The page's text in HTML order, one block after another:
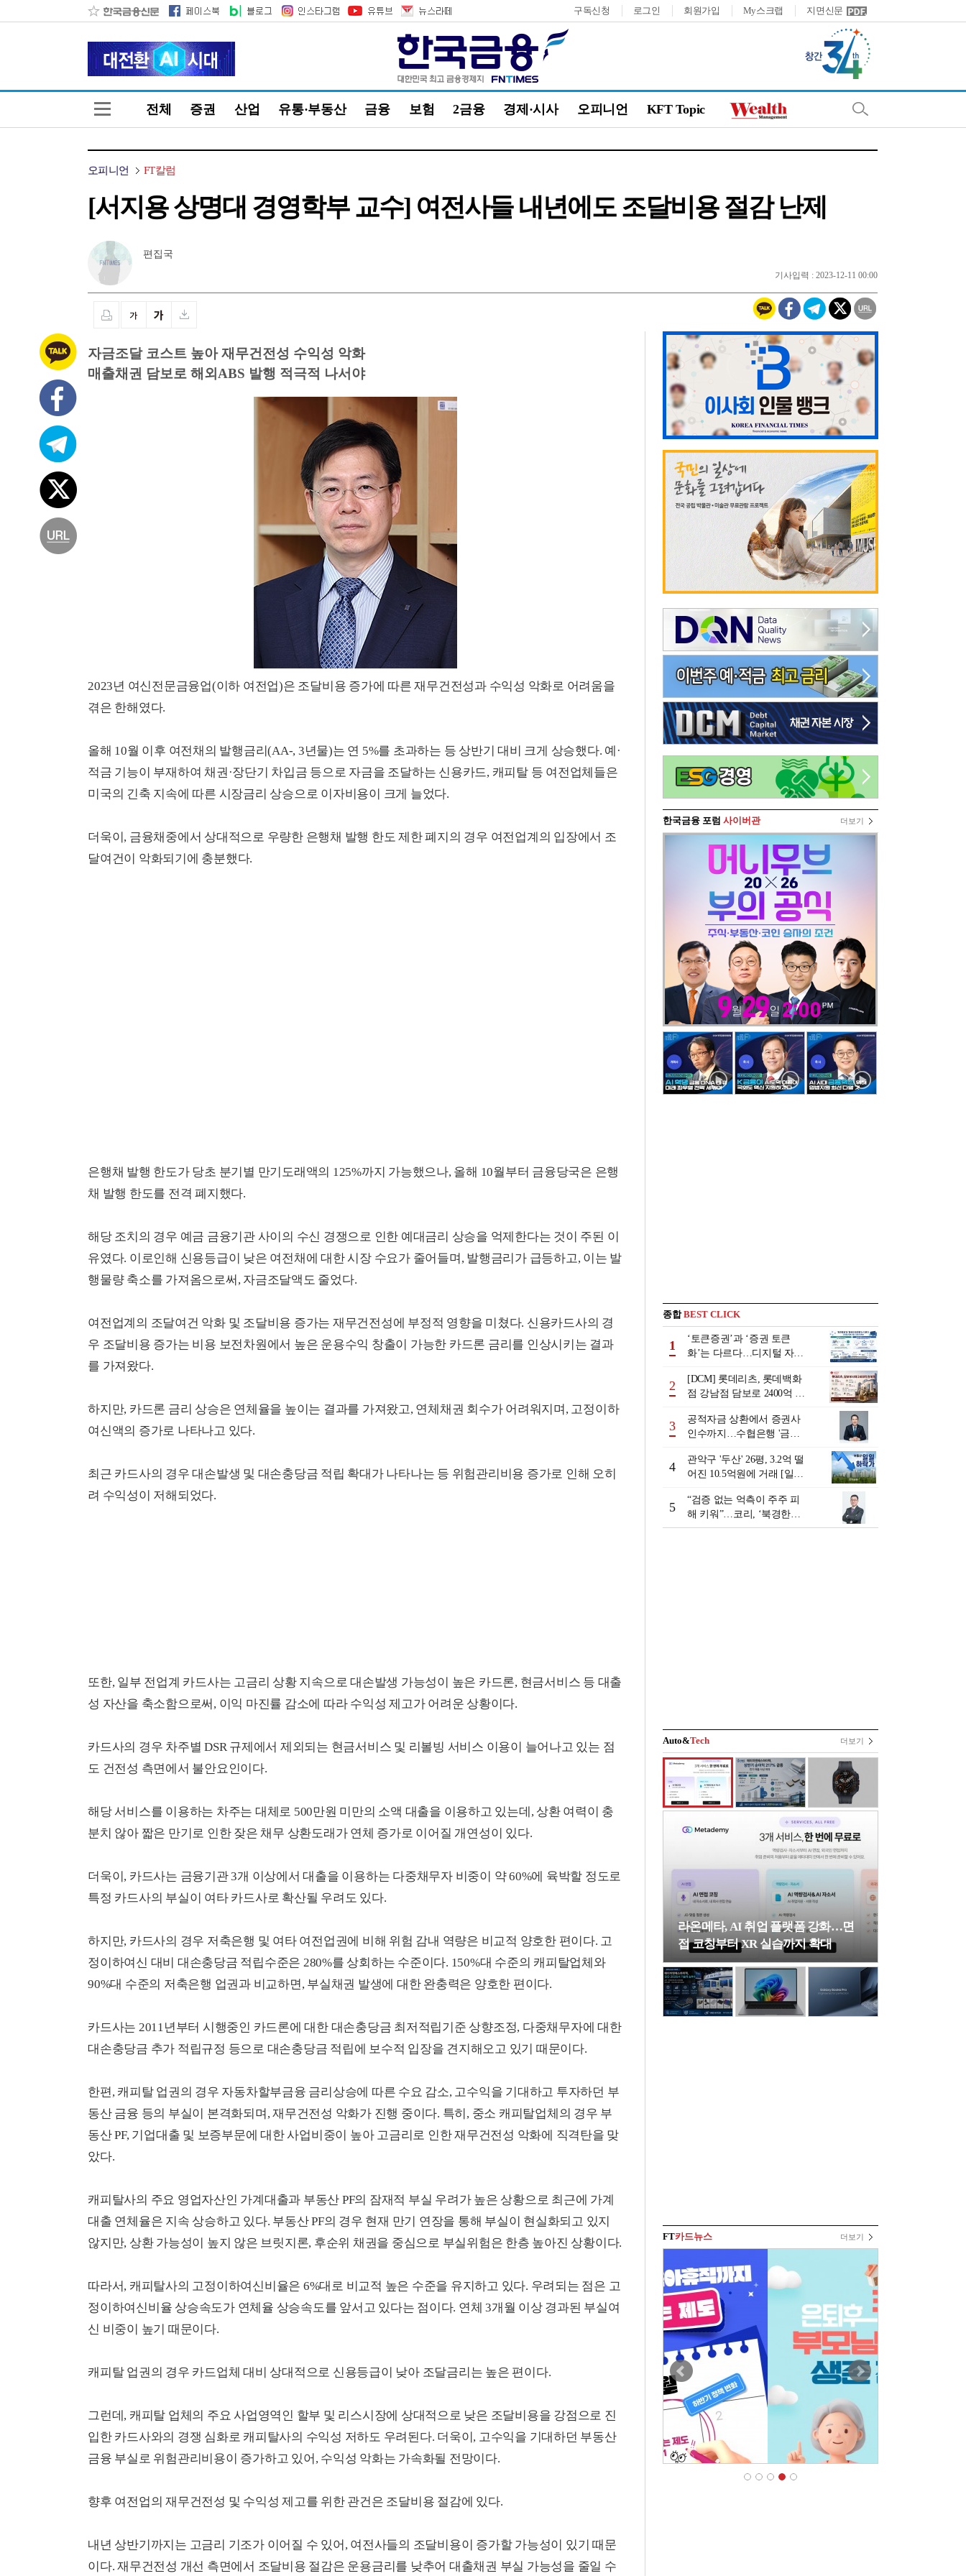
구독신청 로그인 회원가입 My스크랩 지면신문
전체 증권 산업 유통·부동산 금융 보험 2금융 경제·시사 오피니언 KFT Topic
오피니언 FT칼럼
[서지용 상명대 경영학부 교수] 여전사들 내년에도 조달비용 절감 난제
편집국
기사입력 : 2023-12-11 00:00
자금조달 코스트 높아 재무건전성 수익성 악화
매출채권 담보로 해외ABS 발행 적극적 나서야
2023년 여신전문금융업(이하 여전업)은 조달비용 증가에 따른 재무건전성과 수익성 악화로 어려움을
겪은 한해였다.
올해 10월 이후 여전채의 발행금리(AA-, 3년물)는 연 5%를 초과하는 등 상반기 대비 크게 상승했다. 예·
적금 기능이 부재하여 채권·장단기 차입금 등으로 자금을 조달하는 신용카드, 캐피탈 등 여전업체들은
미국의 긴축 지속에 따른 시장금리 상승으로 이자비용이 크게 늘었다.
더욱이, 금융채중에서 상대적으로 우량한 은행채 발행 한도 제한 폐지의 경우 여전업계의 입장에서 조
달여건이 악화되기에 충분했다.
은행채 발행 한도가 당초 분기별 만기도래액의 125%까지 가능했으나, 올해 10월부터 금융당국은 은행
채 발행 한도를 전격 폐지했다.
해당 조치의 경우 예금 금융기관 사이의 수신 경쟁으로 인한 예대금리 상승을 억제한다는 것이 주된 이
유였다. 이로인해 신용등급이 낮은 여전채에 대한 시장 수요가 줄어들며, 발행금리가 급등하고, 이는 발
행물량 축소를 가져옴으로써, 자금조달액도 줄었다.
여전업계의 조달여건 악화 및 조달비용 증가는 재무건전성에 부정적 영향을 미쳤다. 신용카드사의 경
우 조달비용 증가는 비용 보전차원에서 높은 운용수익 창출이 가능한 카드론 금리를 인상시키는 결과
를 가져왔다.
하지만, 카드론 금리 상승은 연체율을 높이는 결과를 가져왔고, 연체채권 회수가 어려워지며, 고정이하
여신액의 증가로 나타나고 있다.
최근 카드사의 경우 대손발생 및 대손충당금 적립 확대가 나타나는 등 위험관리비용 증가로 인해 오히
려 수익성이 저해되었다.
또한, 일부 전업계 카드사는 고금리 상황 지속으로 대손발생 가능성이 높은 카드론, 현금서비스 등 대출
성 자산을 축소함으로써, 이익 마진률 감소에 따라 수익성 제고가 어려운 상황이다.
카드사의 경우 차주별 DSR 규제에서 제외되는 현금서비스 및 리볼빙 서비스 이용이 늘어나고 있는 점
도 건전성 측면에서 불안요인이다.
해당 서비스를 이용하는 차주는 대체로 500만원 미만의 소액 대출을 이용하고 있는데, 상환 여력이 충
분치 않아 짧은 만기로 인한 잦은 채무 상환도래가 연체 증가로 이어질 개연성이 있다.
더욱이, 카드사는 금융기관 3개 이상에서 대출을 이용하는 다중채무자 비중이 약 60%에 육박할 정도로
특정 카드사의 부실이 여타 카드사로 확산될 우려도 있다.
하지만, 카드사의 경우 저축은행 및 여타 여전업권에 비해 위험 감내 역량은 비교적 양호한 편이다. 고
정이하여신 대비 대손충당금 적립수준은 280%를 상회하는 수준이다. 150%대 수준의 캐피탈업체와
90%대 수준의 저축은행 업권과 비교하면, 부실채권 발생에 대한 완충력은 양호한 편이다.
카드사는 2011년부터 시행중인 카드론에 대한 대손충당금 최저적립기준 상향조정, 다중채무자에 대한
대손충당금 추가 적립규정 등으로 대손충당금 적립에 보수적 입장을 견지해오고 있기 때문이다.
한편, 캐피탈 업권의 경우 자동차할부금융 금리상승에 따른 수요 감소, 고수익을 기대하고 투자하던 부
동산 금융 등의 부실이 본격화되며, 재무건전성 악화가 진행 중이다. 특히, 중소 캐피탈업체의 경우 부
동산 PF, 기업대출 및 보증부문에 대한 사업비중이 높아 고금리로 인한 재무건전성 악화에 직격탄을 맞
았다.
캐피탈사의 주요 영업자산인 가계대출과 부동산 PF의 잠재적 부실 우려가 높은 상황으로 최근에 가계
대출 연체율은 지속 상승하고 있다. 부동산 PF의 경우 현재 만기 연장을 통해 부실이 현실화되고 있지
않지만, 상환 가능성이 높지 않은 브릿지론, 후순위 채권을 중심으로 부실위험은 한층 높아진 상황이다.
따라서, 캐피탈사의 고정이하여신비율은 6%대로 비교적 높은 수준을 유지하고 있다. 우려되는 점은 고
정이하여신비율 상승속도가 연체율 상승속도를 앞서고 있다는 점이다. 연체 3개월 이상 경과된 부실여
신 비중이 높기 때문이다.
캐피탈 업권의 경우 카드업체 대비 상대적으로 신용등급이 낮아 조달금리는 높은 편이다.
그런데, 캐피탈 업체의 주요 사업영역인 할부 및 리스시장에 상대적으로 낮은 조달비용을 강점으로 진
입한 카드사와의 경쟁 심화로 캐피탈사의 수익성 저하도 우려된다. 더욱이, 고수익을 기대하던 부동산
금융 부실로 위험관리비용이 증가하고 있어, 수익성 악화는 가속화될 전망이다.
향후 여전업의 재무건전성 및 수익성 제고를 위한 관건은 조달비용 절감에 있다.
내년 상반기까지는 고금리 기조가 이어질 수 있어, 여전사들의 조달비용이 증가할 가능성이 있기 때문
이다. 재무건전성 개선 측면에서 조달비용 절감은 운용금리를 낮추어 대출채권 부실 가능성을 줄일 수
한국금융 포럼 사이버관 더보기
종합BEST CLICK
1
‘토큰증권’과 ‘증권 토큰
화’는 다르다…디지털 자본
2
[DCM] 롯데리츠, 롯데백화
점 강남점 담보로 2400억 조
3
공적자금 상환에서 증권사
인수까지…수협은행 '금융
행 금융그룹의 꿈①]
4
관악구 '두산' 26평, 3.2억 떨
어진 10.5억원에 거래 [일일
5
“검증 없는 억측이 주주 피
해 키워”…코리, ‘북경한미
미수채권 논란’ 정면 반박
Auto&Tech 더보기
라온메타, AI 취업 플랫폼 강화…면
접 코칭부터 XR 실습까지 확대
FT카드뉴스 더보기